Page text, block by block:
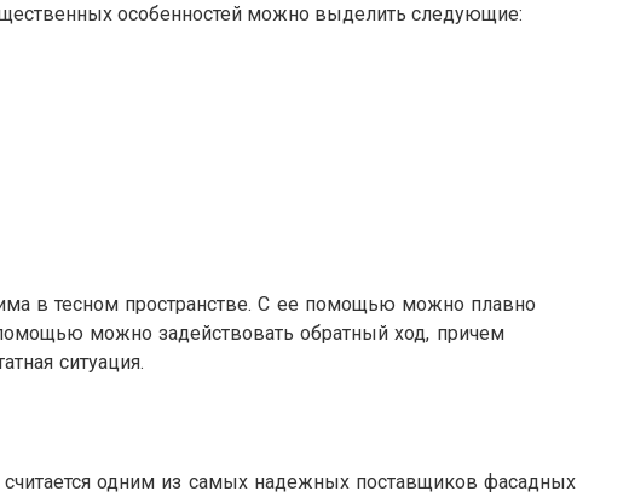
особенностей можно выделить следующие:
в тесном пространстве. С ее помощью можно плавно
можно задействовать обратный ход, причем
ситуация.
одним из самых надежных поставщиков фасадных